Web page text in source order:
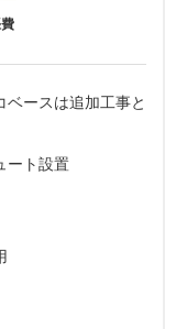
ースは追加工事と
ート設置